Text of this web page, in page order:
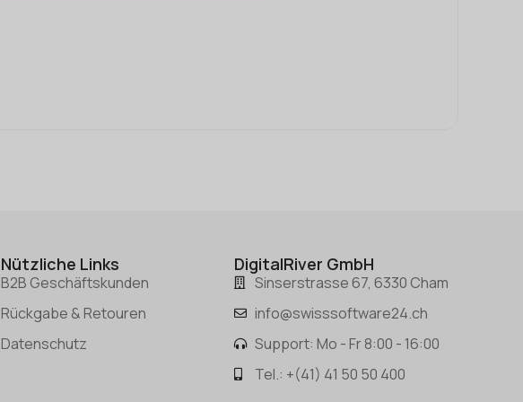
Nützliche Links
B2B Geschäftskunden
Rückgabe & Retouren
Datenschutz
DigitalRiver GmbH
Sinserstrasse 67, 6330 Cham
info@swisssoftware24.ch
Support: Mo - Fr 8:00 - 16:00
Tel.: +(41) 41 50 50 400